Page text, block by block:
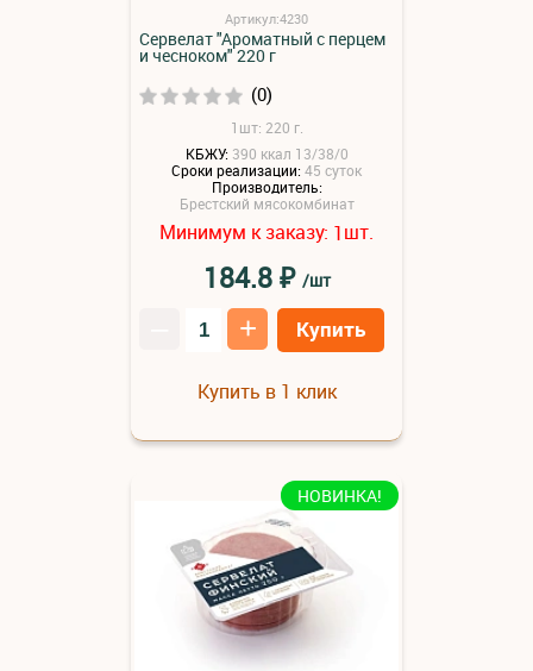
Артикул:4230
Сервелат "Ароматный с перцем
и чесноком" 220 г
(0)
1шт: 220 г.
КБЖУ: 390 ккал 13/38/0
Сроки реализации:45 суток
Производитель:
Брестский мясокомбинат
Минимум к заказу: 1шт.
184.8₽ /шт
+ Купить
Купить в 1 клик
НОВИНКА!